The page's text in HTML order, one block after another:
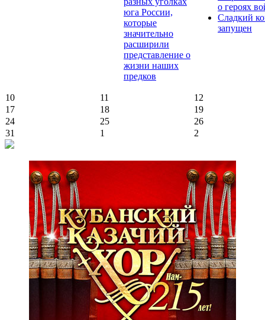
юга России,
которые
значительно
расширили
представление о
жизни наших
предков
о героях
Сладкий
запущен
10 11
12
17
18
19
24
25
26
31
1 2